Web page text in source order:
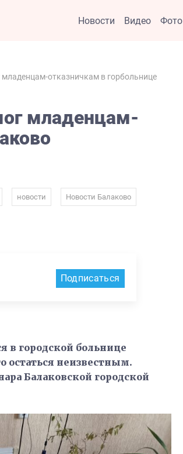
Новости Видео Фото
отказничкам в горбольнице
младенцам-
новости Новости Балаково
Подписаться
в городской больнице
остаться неизвестным.
Балаковской городской